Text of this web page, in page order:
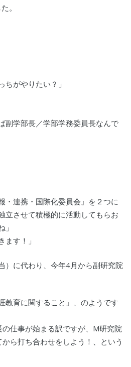
。
がやりたい？」
副学部長／学部学務委員長なんで
・連携・国際化委員会』を２つに
立させて積極的に活動してもらお
す！」
）に代わり、今年4月から副研究院
教育に関すること」、のようです
仕事が始まる訳ですが、M研究院
ら打ち合わせをしよう！、という